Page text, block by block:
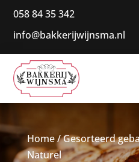
058 84 35 342
|
info@bakkerijwijnsma.nl
Home/Gesorteerd
Naturel